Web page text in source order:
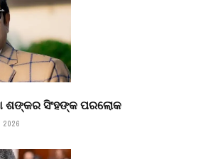
ଶଙ୍କର ସିଂହଙ୍କ ପରଲୋକ
2026